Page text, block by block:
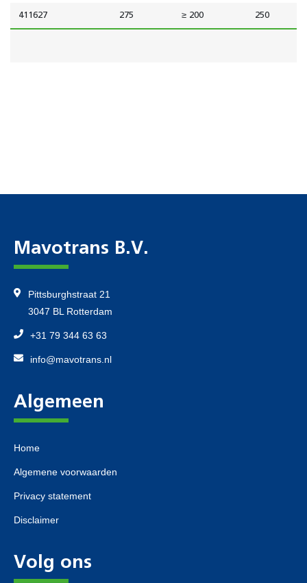
411627 275 ≥ 200 250
Mavotrans B.V.
Pittsburghstraat 21
3047 BL Rotterdam
+31 79 344 63 63
info@mavotrans.nl
Algemeen
Home
Algemene voorwaarden
Privacy statement
Disclaimer
Volg ons